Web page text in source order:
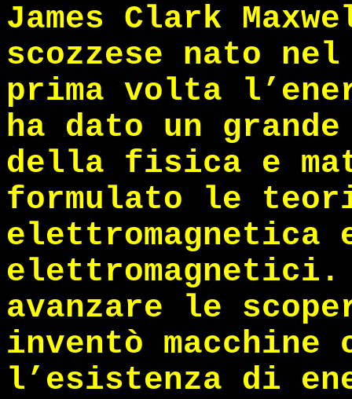
James Clark
scozzese nato
prima volta
ha dato un
della fisica e
formulato le
elettromagnetica
elettromagnetici.
avanzare le
inventò macchine
l’esistenza di